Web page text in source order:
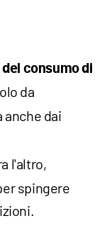
consumo di
da
anche dai
l'altro,
spingere